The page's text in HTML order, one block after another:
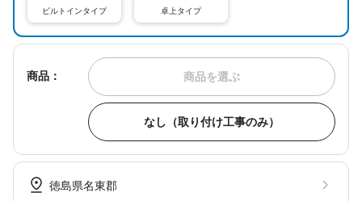
ビルトインタイプ 卓上タイプ
商品： 商品を選ぶ
なし（取り付け工事のみ）
徳島県名東郡